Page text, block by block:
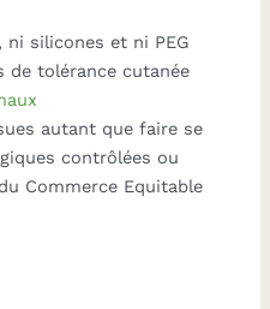
ni silicones et ni PEG
de tolérance cutanée
autant que faire se
contrôlées ou
Commerce Equitable